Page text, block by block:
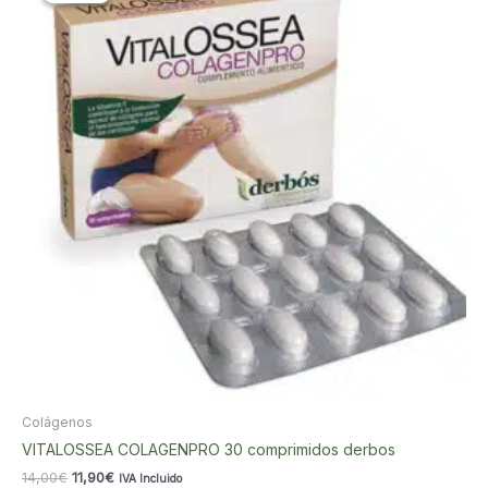
Colágenos
VITALOSSEA COLAGENPRO 30 comprimidos derbos
14,00€ El
11,90€ElIVA Incluido